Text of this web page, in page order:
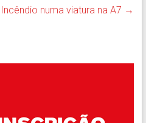
Incêndio numa viatura na A7 →